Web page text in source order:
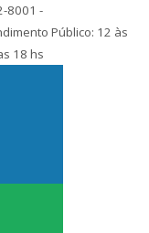
8001 -
Público: 12 às
18 hs